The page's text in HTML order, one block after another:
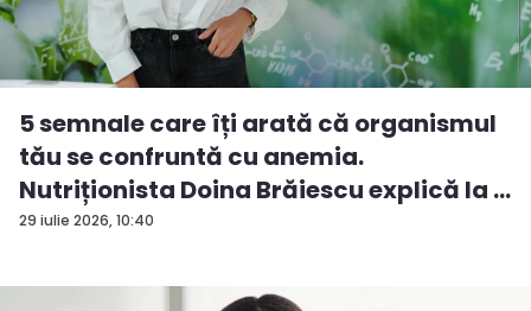
29 iulie 2026, 10:40
5 semnale care îți arată că organismul
tău se confruntă cu anemia.
Nutriționista Doina Brăiescu explică la ...